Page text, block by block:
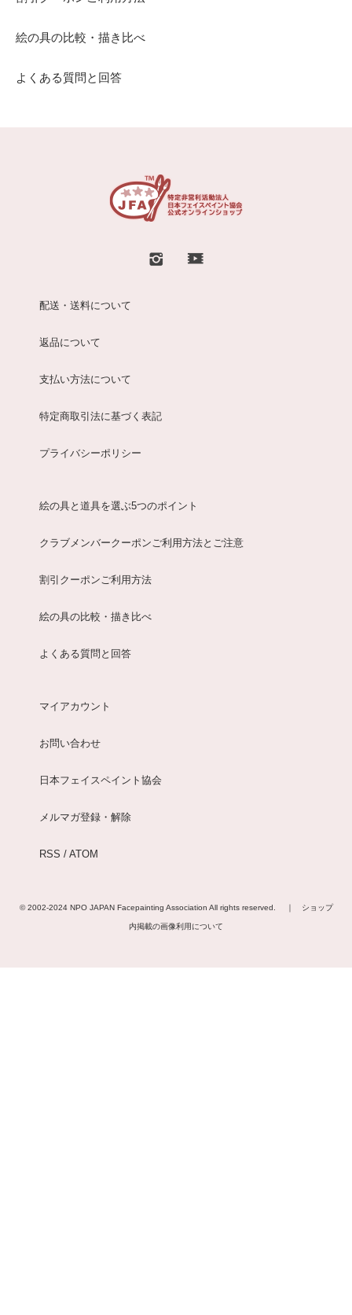
絵の具の比較・描き比べ
よくある質問と回答
配送・送料について
返品について
支払い方法について
特定商取引法に基づく表記
プライバシーポリシー
絵の具と道具を選ぶ5つのポイント
クラブメンバークーポンご利用方法とご注意
割引クーポンご利用方法
絵の具の比較・描き比べ
よくある質問と回答
マイアカウント
お問い合わせ
日本フェイスペイント協会
メルマガ登録・解除
RSS / ATOM
© 2002-2024 NPO JAPAN Facepainting Association All rights reserved. ｜ ショップ
内掲載の画像利用について